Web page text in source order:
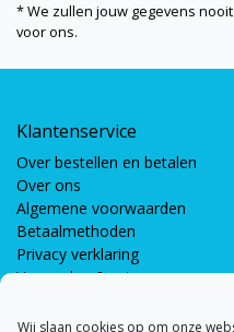
* We zullen jouw gegevens
voor ons.
Klantenservice
Over bestellen en betalen
Over ons
Algemene voorwaarden
Betaalmethoden
Privacy verklaring
Verzenden & retourneren
Wij slaan cookies op om onze